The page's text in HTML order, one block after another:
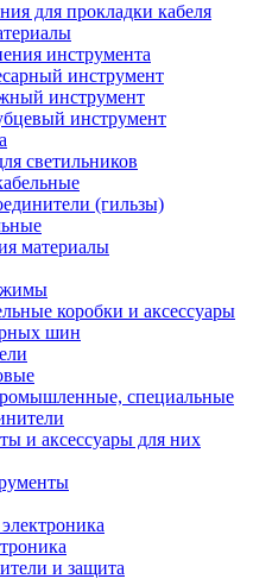
для прокладки кабеля
инструмента
инструмент
инструмент
инструмент
светильников
(гильзы)
материалы
коробки и аксессуары
шин
специальные
и аксессуары для них
и защита